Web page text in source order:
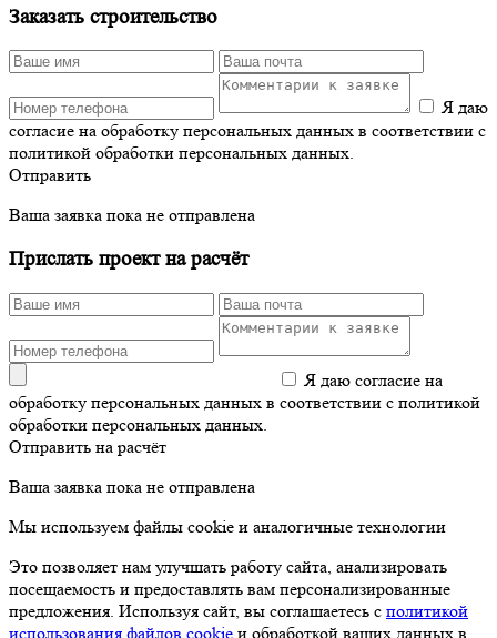
Заказать строительство
Я даю
согласие на обработку персональных данных в соответствии с
политикой обработки персональных данных.
Отправить
Ваша заявка пока не отправлена
Прислать проект на расчёт
Я даю согласие на
обработку персональных данных в соответствии с политикой
обработки персональных данных.
Отправить на расчёт
Ваша заявка пока не отправлена
Мы используем файлы cookie и аналогичные технологии
Это позволяет нам улучшать работу сайта, анализировать
посещаемость и предоставлять вам персонализированные
предложения. Используя сайт, вы соглашаетесь с политикой
использования файлов cookie и обработкой ваших данных в